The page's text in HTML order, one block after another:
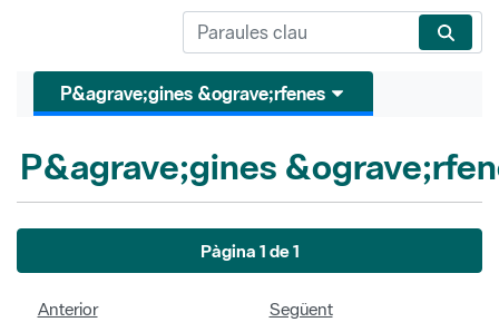
P&agrave;gines &ograve;rfenes
P&agrave;gines
Pàgina 1 de 1
Anterior Següent